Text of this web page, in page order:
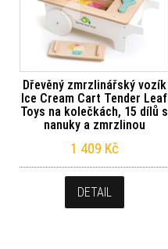
Dřevěný zmrzlinářský vozík
Ice Cream Cart Tender Leaf
Toys na kolečkách, 15 dílů s
nanuky a zmrzlinou
1 409 Kč
DETAIL